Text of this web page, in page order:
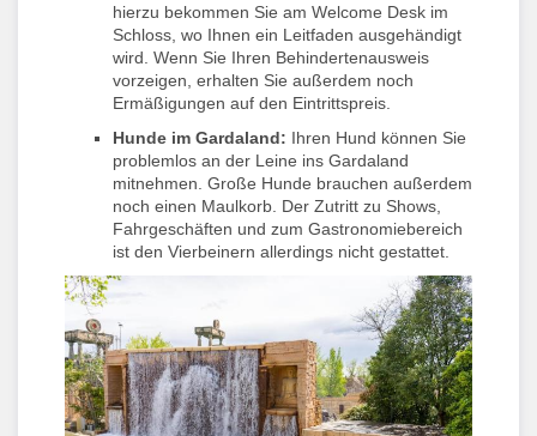
hierzu bekommen Sie am Welcome Desk im
Schloss, wo Ihnen ein Leitfaden ausgehändigt
wird. Wenn Sie Ihren Behindertenausweis
vorzeigen, erhalten Sie außerdem noch
Ermäßigungen auf den Eintrittspreis.
Hunde im Gardaland: Ihren Hund können Sie
problemlos an der Leine ins Gardaland
mitnehmen. Große Hunde brauchen außerdem
noch einen Maulkorb. Der Zutritt zu Shows,
Fahrgeschäften und zum Gastronomiebereich
ist den Vierbeinern allerdings nicht gestattet.